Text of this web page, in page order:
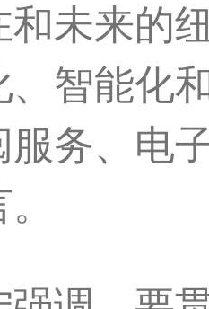
和未来的
、智能化
服务、电